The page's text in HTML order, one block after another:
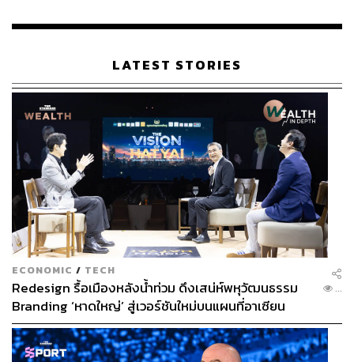
เรือนไทยที่ถูกซุกไว้
LATEST STORIES
ECONOMIC / TECH
Redesign รื้อเมืองหลังน้ำท่วม ดึงเสน่ห์พหุวัฒนธรรม
Branding ‘หาดใหญ่’ สู่เวอร์ชันใหม่บนแผนที่อาเซียน
...